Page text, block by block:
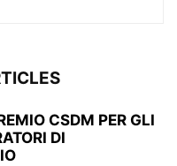
CSDM PER GLI
DI